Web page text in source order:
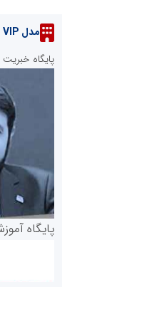
مدل VIP
پایگاه خبریت
پایگاه